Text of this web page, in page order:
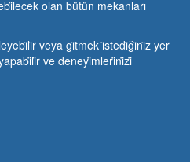
olan bütün mekanları
veya gi̇tmek i̇stedi̇ği̇ni̇z yer
ve deneyi̇mleri̇ni̇zi̇